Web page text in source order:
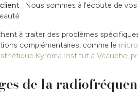
: Nous sommes à l'écoute de
à traiter des problèmes
complémentaires, comme le
Kyroma Institut à Veauche,
de la